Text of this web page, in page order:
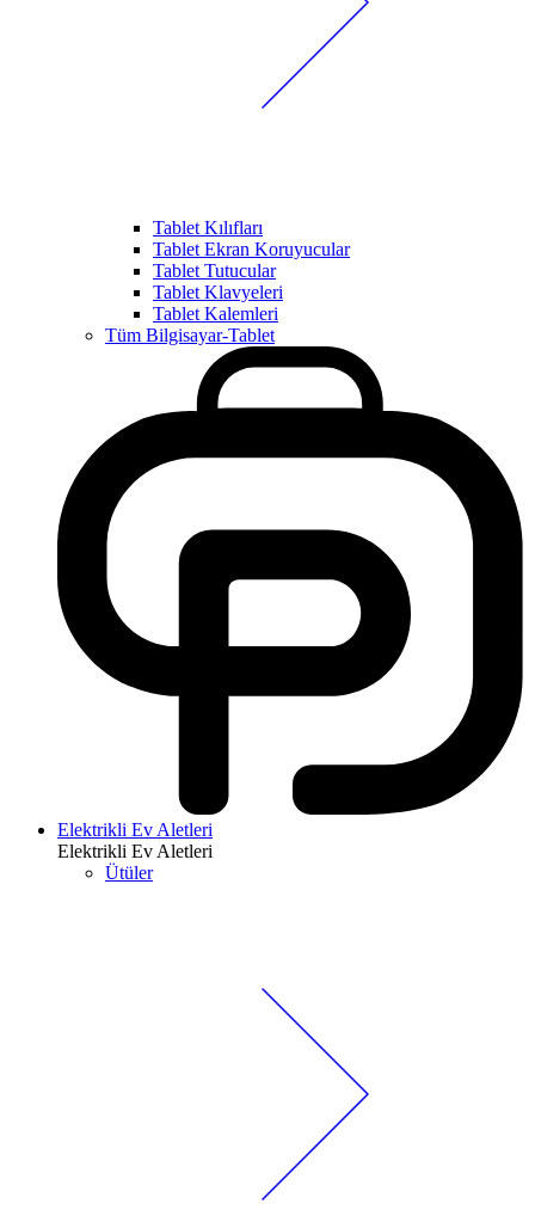
Tablet Kılıfları
Tablet Ekran Koruyucular
Tablet Tutucular
Tablet Klavyeleri
Tablet Kalemleri
Tüm Bilgisayar-Tablet
Elektrikli Ev Aletleri
Elektrikli Ev Aletleri
Ütüler